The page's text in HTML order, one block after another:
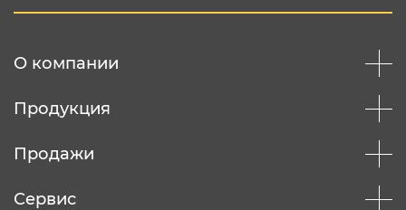
О компании
Продукция
Продажи
Сервис